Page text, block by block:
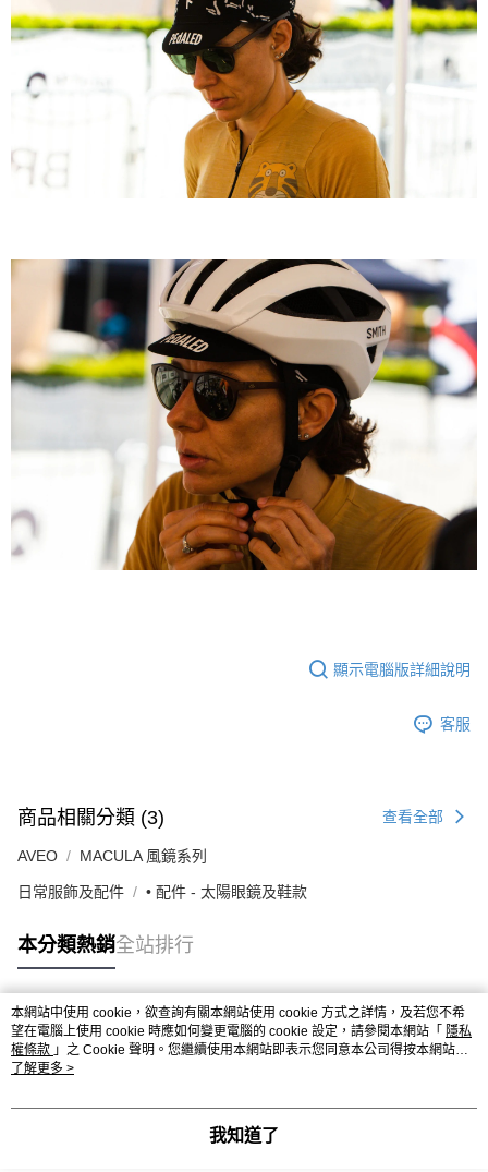
顯示電腦版詳細說明
客服
商品相關分類 (3) 查看全部
AVEO MACULA 風鏡系列
日常服飾及配件 • 配件 - 太陽眼鏡及鞋款
本分類熱銷全站排行
熱門標籤
本網站中使用 cookie，欲查詢有關本網站使用 cookie 方式之詳情，及若您不希
望在電腦上使用 cookie 時應如何變更電腦的 cookie 設定，請參閱本網站「 隱私
權條款 」之 Cookie 聲明。您繼續使用本網站即表示您同意本公司得按本網站使
用條款之 Cookie 聲明使用 cookie。
了解更多 >
我知道了